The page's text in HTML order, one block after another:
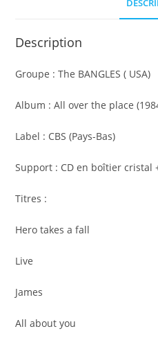
Description
Groupe : The BANGLES ( USA)
Album : All over the place
Label : CBS (Pays-Bas)
Support : CD en boîtier cristal
Titres :
Hero takes a fall
Live
James
All about you